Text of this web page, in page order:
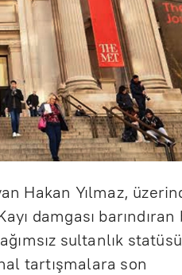
Hakan Yılmaz,
damgası barındıran
sultanlık statüsü
tartışmalara son